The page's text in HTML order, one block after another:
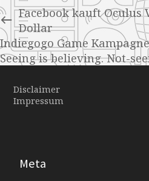
Facebook kauft Oculus
Dollar
Indiegogo Game
Seeing is believing. Not-
Disclaimer
Impressum
Meta